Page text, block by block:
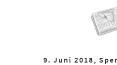
9. Juni 2018,